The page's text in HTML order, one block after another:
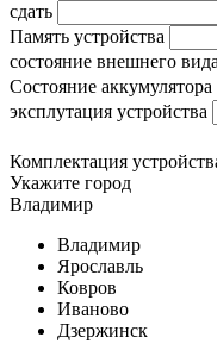
сдать
Память устройства
состояние внешнего вида
Состояние аккумулятора
эксплутация устройства
Комплектация
Укажите город
Владимир
Владимир
Ярославль
Ковров
Иваново
Дзержинск